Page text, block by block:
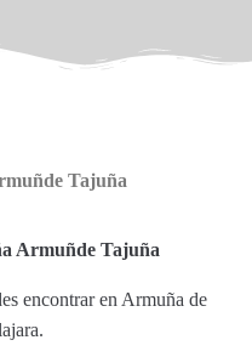
Tajuña
Armuñde Tajuña
encontrar en Armuña de